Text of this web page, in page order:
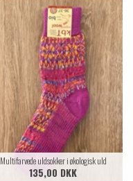
Multifarvede uldsokker i økologisk uld
135,00 DKK